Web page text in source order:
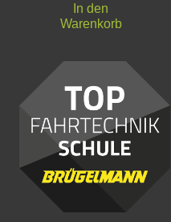
In den
Warenkorb